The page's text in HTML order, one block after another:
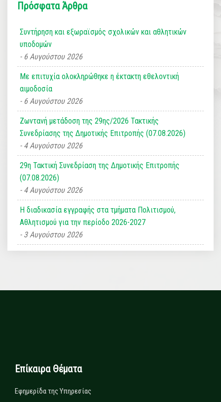
Πρόσφατα Άρθρα
Συντήρηση και εξωραϊσμός σχολικών και αθλητικών
υποδομών
6 Αυγούστου 2026
Με επιτυχία ολοκληρώθηκε η έκτακτη εθελοντική
αιμοδοσία
6 Αυγούστου 2026
Ζωντανή μετάδοση της 29ης/2026 Τακτικής
Συνεδρίασης της Δημοτικής Επιτροπής (07.08.2026)
4 Αυγούστου 2026
29η Τακτική Συνεδρίαση της Δημοτικής Επιτροπής
(07.08.2026)
4 Αυγούστου 2026
Η διαδικασία εγγραφής στα τμήματα Πολιτισμού,
Αθλητισμού για την περίοδο 2026-2027
3 Αυγούστου 2026
Επίκαιρα Θέματα
Εφημερίδα της Υπηρεσίας